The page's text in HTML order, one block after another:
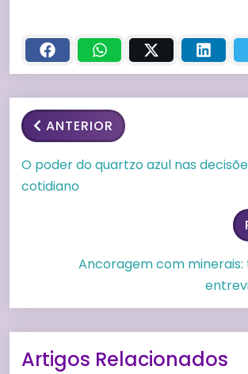
ANTERIOR
O poder do quartzo azul nas
cotidiano
Ancoragem com
Artigos Relacionados